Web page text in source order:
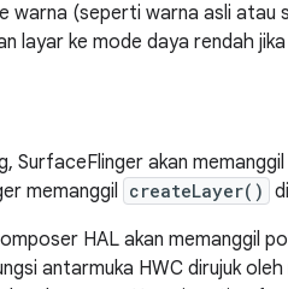
(seperti warna asli atau
layar ke mode daya rendah jika
SurfaceFlinger akan
memanggil createLayer()
HAL akan memanggil
antarmuka HWC dirujuk oleh